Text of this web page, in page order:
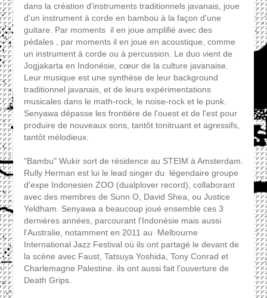
dans la création d'instruments traditionnels javanais, joue
d'un instrument à corde en bambou à la façon d'une
guitare. Par moments il en joue amplifié avec des
pédales , par moments il en joue en acoustique, comme
un instrument à corde ou à percussion. Le duo vient de
Jogjakarta en Indonésie, cœur de la culture javanaise.
Leur musique est une synthèse de leur background
traditionnel javanais, et de leurs expérimentations
musicales dans le math-rock, le noise-rock et le punk.
Senyawa dépasse les frontière de l'ouest et de l'est pour
produire de nouveaux sons, tantôt tonitruant et agressifs,
tantôt mélodieux.
"Bambu" Wukir sort de résidence au STEIM à Amsterdam.
Rully Herman est lui le lead singer du légendaire groupe
d'expe Indonesien ZOO (dualplover record), collaborant
avec des membres de Sunn O, David Shea, ou Justice
Yeldham. Senyawa a beaucoup joué ensemble ces 3
dernières années, parcourant l'Indonésie mais aussi
l'Australie, notamment en 2011 au Melbourne
International Jazz Festival où ils ont partagé le devant de
la scène avec Faust, Tatsuya Yoshida, Tony Conrad et
Charlemagne Palestine. ils ont aussi fait l'ouverture de
Death Grips.